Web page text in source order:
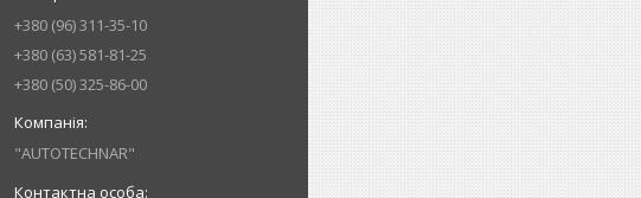
+380 (96) 311-35-10
+380 (63) 581-81-25
+380 (50) 325-86-00
"AUTOTECHNAR"